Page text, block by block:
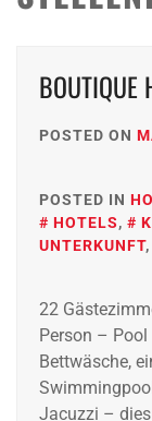
BOUTIQUE
POSTED ON
POSTED IN
HOTELS,
UNTERKUNFT,
22
Person –
Bettwäsche,
Jacuzzi –